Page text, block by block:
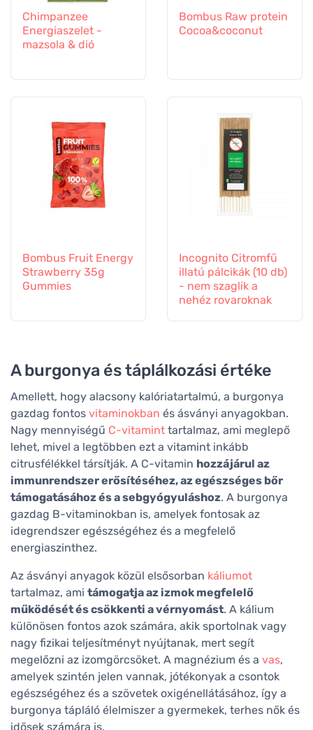
Chimpanzee
Energiaszelet -
mazsola & dió
Bombus Raw protein
Cocoa&coconut
Bombus Fruit Energy
Strawberry 35g
Gummies
Incognito Citromfű
illatú pálcikák (10 db)
- nem szaglik a
nehéz rovaroknak
A burgonya és táplálkozási értéke
Amellett, hogy alacsony kalóriatartalmú, a burgonya
gazdag fontos vitaminokban és ásványi anyagokban.
Nagy mennyiségű C-vitamint tartalmaz, ami meglepő
lehet, mivel a legtöbben ezt a vitamint inkább
citrusfélékkel társítják. A C-vitamin hozzájárul az
immunrendszer erősítéséhez, az egészséges bőr
támogatásához és a sebgyógyuláshoz. A burgonya
gazdag B-vitaminokban is, amelyek fontosak az
idegrendszer egészségéhez és a megfelelő
energiaszinthez.
Az ásványi anyagok közül elsősorban káliumot
tartalmaz, ami támogatja az izmok megfelelő
működését és csökkenti a vérnyomást. A kálium
különösen fontos azok számára, akik sportolnak vagy
nagy fizikai teljesítményt nyújtanak, mert segít
megelőzni az izomgörcsöket. A magnézium és a vas,
amelyek szintén jelen vannak, jótékonyak a csontok
egészségéhez és a szövetek oxigénellátásához, így a
burgonya tápláló élelmiszer a gyermekek, terhes nők és
idősek számára is.